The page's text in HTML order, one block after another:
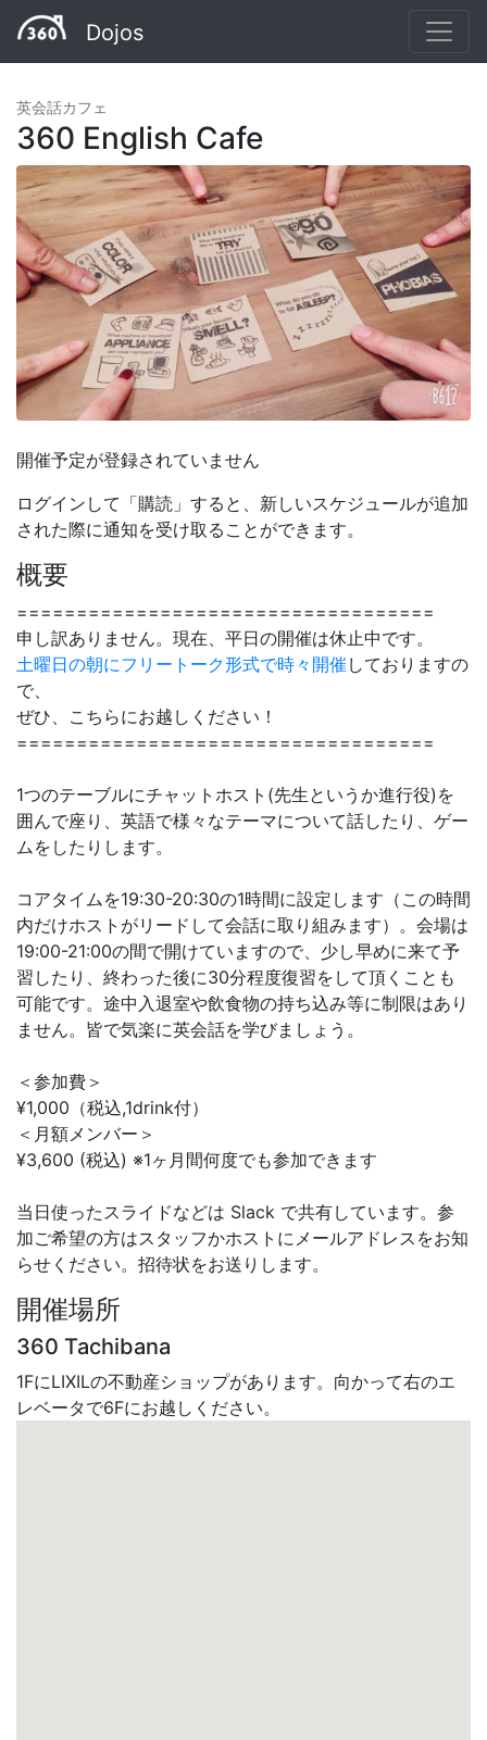
Dojos
英会話カフェ
360 English Cafe
開催予定が登録されていません
ログインして「購読」すると、新しいスケジュールが追加
された際に通知を受け取ることができます。
概要
===================================
申し訳ありません。現在、平日の開催は休止中です。
土曜日の朝にフリートーク形式で時々開催 しておりますの
で、
ぜひ、こちらにお越しください！
===================================
1つのテーブルにチャットホスト(先生というか進行役)を
囲んで座り、英語で様々なテーマについて話したり、ゲー
ムをしたりします。
コアタイムを19:30-20:30の1時間に設定します（この時間
内だけホストがリードして会話に取り組みます）。会場は
19:00-21:00の間で開けていますので、少し早めに来て予
習したり、終わった後に30分程度復習をして頂くことも
可能です。途中入退室や飲食物の持ち込み等に制限はあり
ません。皆で気楽に英会話を学びましょう。
＜参加費＞
¥1,000（税込,1drink付）
＜月額メンバー＞
¥3,600 (税込) ※1ヶ月間何度でも参加できます
当日使ったスライドなどは Slack で共有しています。参
加ご希望の方はスタッフかホストにメールアドレスをお知
らせください。招待状をお送りします。
開催場所
360 Tachibana
1FにLIXILの不動産ショップがあります。向かって右のエ
レベータで6Fにお越しください。